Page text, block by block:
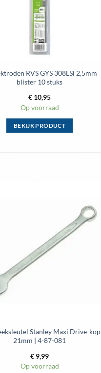
RVS GYS 308LSi 2,5mm
blister 10 stuks
€ 10,95
Op voorraad
BEKIJK PRODUCT
gekozen
worden
op
Stanley Maxi Drive-kop
21mm | 4-87-081
€ 9,99
Op voorraad